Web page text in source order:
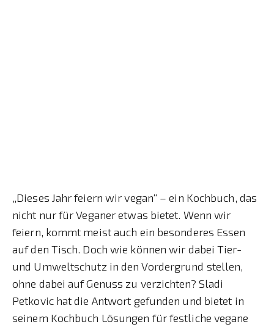
„Dieses Jahr feiern wir vegan“ – ein Kochbuch, das
nicht nur für Veganer etwas bietet. Wenn wir
feiern, kommt meist auch ein besonderes Essen
auf den Tisch. Doch wie können wir dabei Tier-
und Umweltschutz in den Vordergrund stellen,
ohne dabei auf Genuss zu verzichten? Sladi
Petkovic hat die Antwort gefunden und bietet in
seinem Kochbuch Lösungen für festliche vegane